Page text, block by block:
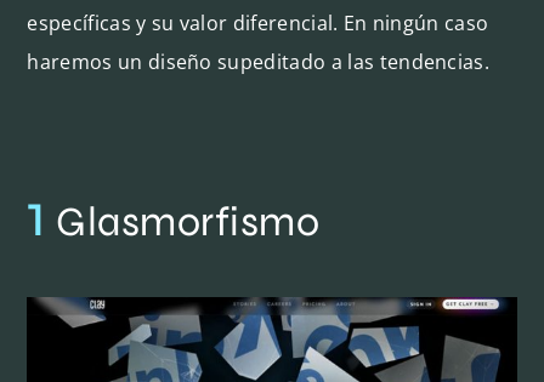
específicas y su valor diferencial. En ningún caso
haremos un diseño supeditado a las tendencias.
1 Glasmorfismo